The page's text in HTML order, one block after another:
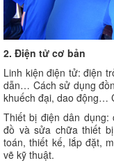
2. Điện tử cơ bản
Linh kiện điện tử: điện
dẫn… Cách sử dụng
khuếch đại, dao động…
Thiết bị điện dân
đồ và sửa chữa thiết
toán, thiết kế, lắp đặt,
vẽ kỹ thuật.